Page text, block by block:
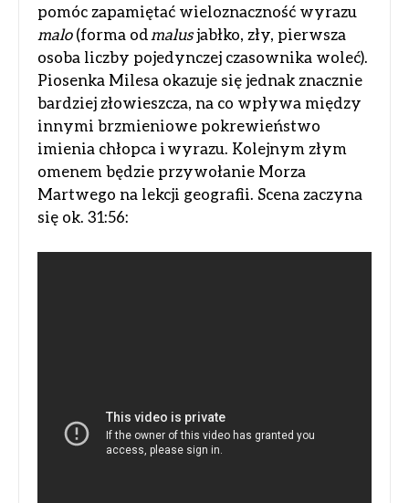
pomóc zapamiętać wieloznaczność wyrazu
malo(forma odmalusjabłko, zły, pierwsza
osoba liczby pojedynczej czasownika woleć).
Piosenka Milesa okazuje się jednak znacznie
bardziej złowieszcza, na co wpływa między
innymi brzmieniowe pokrewieństwo
imienia chłopca i wyrazu. Kolejnym złym
omenem będzie przywołanie Morza
Martwego na lekcji geografii. Scena zaczyna
się ok. 31:56: